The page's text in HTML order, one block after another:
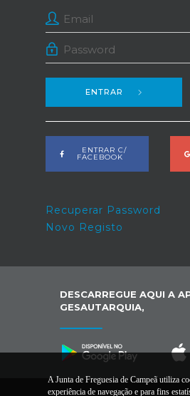
ENTRAR
ENTRAR C/
FACEBOOK
Recuperar Password
Novo Registo
DESCARREGUE AQUI A
GESAUTARQUIA,
A Junta de Freguesia de Campeã utiliza
experiência de navegação e para fins